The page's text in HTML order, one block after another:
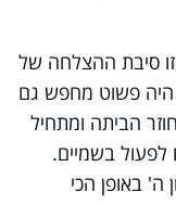
סיבת ההצלחה של
היה פשוט מחפש גם
הביתה ומתחיל
בשמיים.
באופן הכי